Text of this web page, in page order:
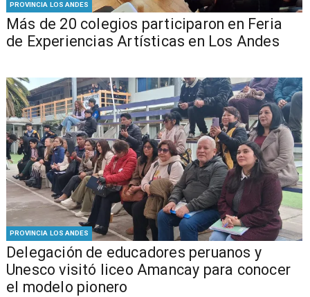
PROVINCIA LOS ANDES
Más de 20 colegios participaron en Feria
de Experiencias Artísticas en Los Andes
PROVINCIA LOS ANDES
Delegación de educadores peruanos y
Unesco visitó liceo Amancay para conocer
el modelo pionero